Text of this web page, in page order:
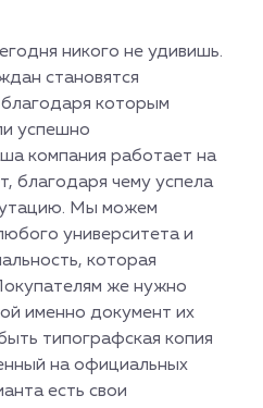
никого не удивишь.
становятся
которым
успешно
компания работает на
благодаря чему успела
Мы можем
университета и
которая
же нужно
именно документ их
типографская копия
на официальных
есть свои